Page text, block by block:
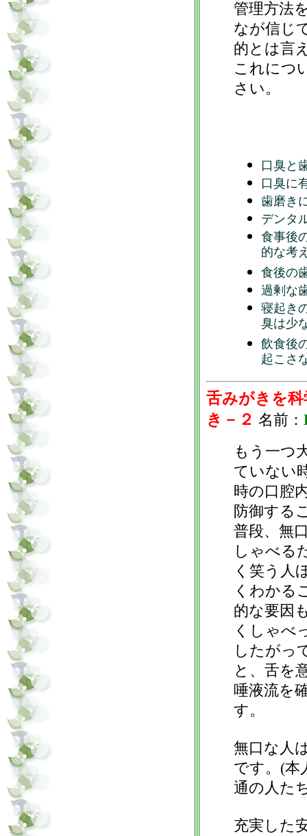
管理方法
なが信じ
的とは言
これにつ
さい。
口臭と
口臭に
歯磨き
デンタ
食事後
的な考
食後の
過剰な
寝起き
臭は少
飲食後
起こさ
舌みがきを
き－２ 名前：
もう一つ
ていない
時の口腔
防御する
普段、無
しゃべる
く笑う人
くわかる
的な要因
くしゃべ
したがっ
と、舌を
唾液流を
す。
無口な人
です。(本
通の人た
充実した